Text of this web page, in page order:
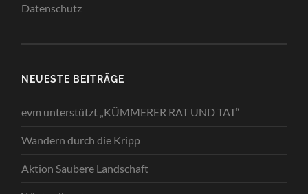
Datenschutz
NEUESTE BEITRÄGE
evm unterstützt „KÜMMERER RAT UND TAT“
Wandern durch die Kripp
Aktion Saubere Landschaft